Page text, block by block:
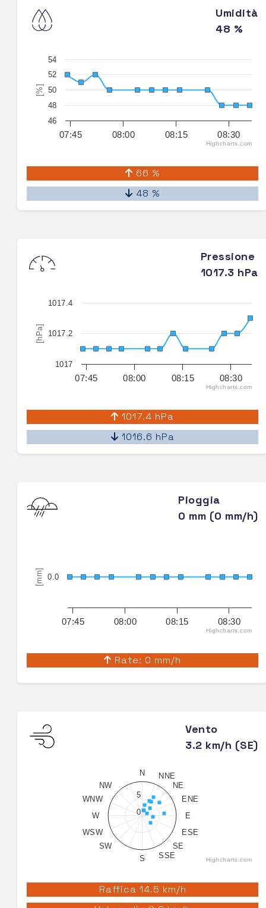
Umidità
48 %
[%]
07:45 08:00 08:15 08:30
46
48
50
52
54
Highcharts.com
66 %
48 %
Pressione
1017.3 hPa
[hPa]
07:45 08:00 08:15 08:30
1017
1017.2
1017.4
Highcharts.com
1017.4 hPa
1016.6 hPa
Pioggia
0 mm (0 mm/h)
[mm]
07:45 08:00 08:15 08:30
0.0
Highcharts.com
Rate: 0 mm/h
Vento
3.2 km/h (SE)
N
NNE
NE
ENE
E
ESE
SE
SSE
S
SW
WSW
W
WNW
NW
0
5
Highcharts.com
Raffica 14.5 km/h